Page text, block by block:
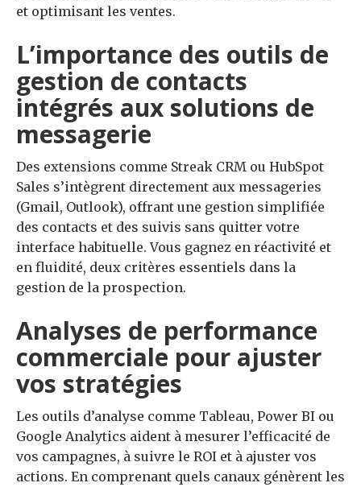
et optimisant les ventes.
L’importance des outils de
gestion de contacts
intégrés aux solutions de
messagerie
Des extensions comme Streak CRM ou HubSpot
Sales s’intègrent directement aux messageries
(Gmail, Outlook), offrant une gestion simplifiée
des contacts et des suivis sans quitter votre
interface habituelle. Vous gagnez en réactivité et
en fluidité, deux critères essentiels dans la
gestion de la prospection.
Analyses de performance
commerciale pour ajuster
vos stratégies
Les outils d’analyse comme Tableau, Power BI ou
Google Analytics aident à mesurer l’efficacité de
vos campagnes, à suivre le ROI et à ajuster vos
actions. En comprenant quels canaux génèrent les